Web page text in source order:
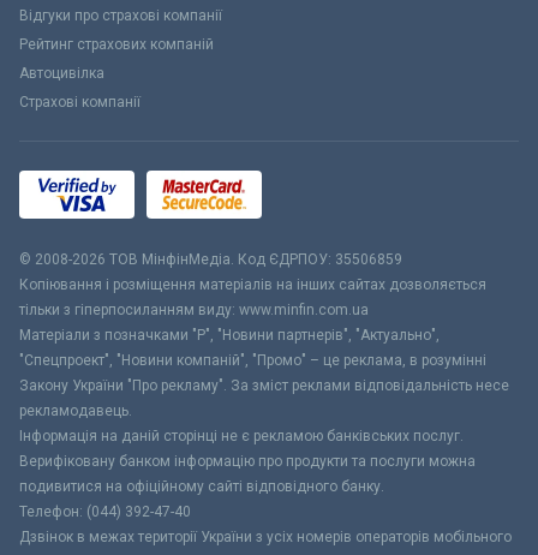
Відгуки про страхові компанії
Рейтинг страхових компаній
Автоцивілка
Страхові компанії
© 2008-2026 ТОВ МiнфiнМедiа. Код ЄДРПОУ: 35506859
Копіювання і розміщення матеріалів на інших сайтах дозволяється
тільки з гіперпосиланням виду: www.minfin.com.ua
Матеріали з позначками "Р", "Новини партнерів", "Актуально",
"Спецпроект", "Новини компаній", "Промо" – це реклама, в розумінні
Закону України "Про рекламу". За зміст реклами відповідальність несе
рекламодавець.
Інформація на даній сторінці не є рекламою банківських послуг.
Верифіковану банком інформацію про продукти та послуги можна
подивитися на офіційному сайті відповідного банку.
Телефон: (044) 392-47-40
Дзвінок в межах території України з усіх номерів операторів мобільного